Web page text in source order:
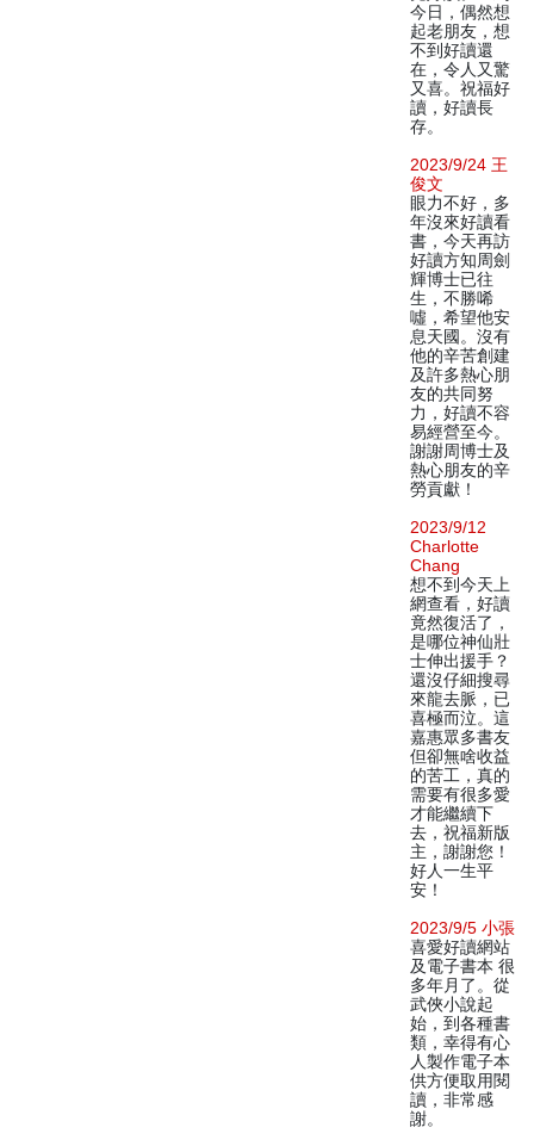
今日，偶然想
起老朋友，想
不到好讀還
在，令人又驚
又喜。祝福好
讀，好讀長
存。
2023/9/24 王
俊文
眼力不好，多
年沒來好讀看
書，今天再訪
好讀方知周劍
輝博士已往
生，不勝唏
噓，希望他安
息天國。沒有
他的辛苦創建
及許多熱心朋
友的共同努
力，好讀不容
易經營至今。
謝謝周博士及
熱心朋友的辛
勞貢獻！
2023/9/12
Charlotte
Chang
想不到今天上
網查看，好讀
竟然復活了，
是哪位神仙壯
士伸出援手？
還沒仔細搜尋
來龍去脈，已
喜極而泣。這
嘉惠眾多書友
但卻無啥收益
的苦工，真的
需要有很多愛
才能繼續下
去，祝福新版
主，謝謝您！
好人一生平
安！
2023/9/5 小張
喜愛好讀網站
及電子書本 很
多年月了。從
武俠小說起
始，到各種書
類，幸得有心
人製作電子本
供方便取用閱
讀，非常感
謝。